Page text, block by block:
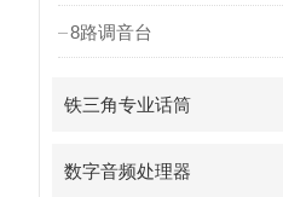
8路调音台
铁三角专业话筒
数字音频处理器